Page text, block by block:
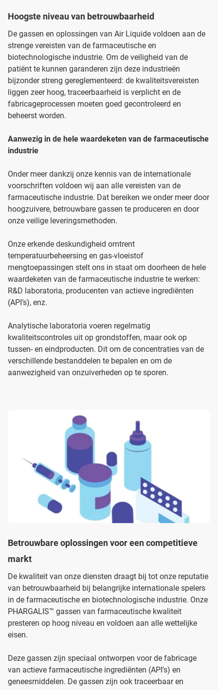
Hoogste niveau van betrouwbaarheid
De gassen en oplossingen van Air Liquide voldoen aan de
strenge vereisten van de farmaceutische en
biotechnologische industrie. Om de veiligheid van de
patiënt te kunnen garanderen zijn deze industrieën
bijzonder streng gereglementeerd: de kwaliteitsvereisten
liggen zeer hoog, traceerbaarheid is verplicht en de
fabricageprocessen moeten goed gecontroleerd en
beheerst worden.
Aanwezig in de hele waardeketen van de farmaceutische
industrie
Onder meer dankzij onze kennis van de internationale
voorschriften voldoen wij aan alle vereisten van de
farmaceutische industrie. Dat bereiken we onder meer door
hoogzuivere, betrouwbare gassen te produceren en door
onze veilige leveringsmethoden.
Onze erkende deskundigheid omtrent
temperatuurbeheersing en gas-vloeistof
mengtoepassingen stelt ons in staat om doorheen de hele
waardeketen van de farmaceutische industrie te werken:
R&D laboratoria, producenten van actieve ingrediënten
(API’s), enz.
Analytische laboratoria voeren regelmatig
kwaliteitscontroles uit op grondstoffen, maar ook op
tussen- en eindproducten. Dit om de concentraties van de
verschillende bestanddelen te bepalen en om de
aanwezigheid van onzuiverheden op te sporen.
Betrouwbare oplossingen voor een competitieve
markt
De kwaliteit van onze diensten draagt bij tot onze reputatie
van betrouwbaarheid bij belangrijke internationale spelers
in de farmaceutische en biotechnologische industrie. Onze
PHARGALIS™ gassen van farmaceutische kwaliteit
presteren op hoog niveau en voldoen aan alle wettelijke
eisen.
Deze gassen zijn speciaal ontworpen voor de fabricage
van actieve farmaceutische ingrediënten (API's) en
geneesmiddelen. De gassen zijn ook traceerbaar en